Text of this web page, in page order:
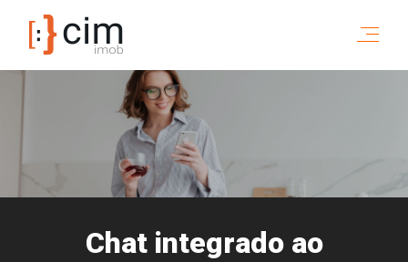
Chat integrado ao